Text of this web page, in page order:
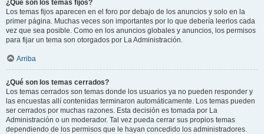
¿Qué son los temas fijos?
Los temas fijos aparecen en el foro por debajo de los anuncios y solo en la
primer página. Muchas veces son importantes por lo que debería leerlos cada
vez que sea posible. Como en los anuncios globales y anuncios, los permisos
para fijar un tema son otorgados por La Administración.
Arriba
¿Qué son los temas cerrados?
Los temas cerrados son temas donde los usuarios ya no pueden responder y
las encuestas allí contenidas terminaron automáticamente. Los temas pueden
ser cerrados por muchas razones. Esta decisión es tomada por La
Administración o un moderador. Tal vez pueda cerrar sus propios temas
dependiendo de los permisos que le hayan concedido los administradores.